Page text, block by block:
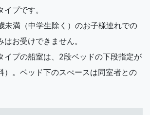
プです。
未満（中学生除く）のお子様連れでの
お受けできません。
イプの船室は、2段ベッドの下段指定が
）。ベッド下のスぺースは同室者との